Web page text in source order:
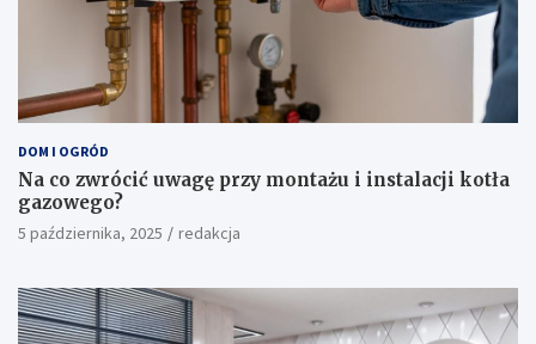
DOM I OGRÓD
Na co zwrócić uwagę przy montażu i instalacji kotła
gazowego?
5 października, 2025 redakcja